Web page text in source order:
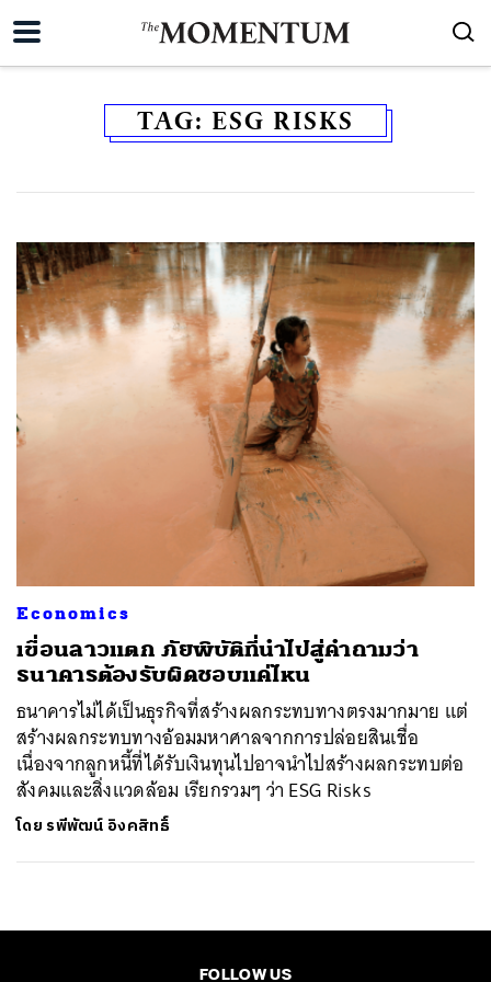
TAG: ESG RISKS
Economics
เขื่อนลาวแตก ภัยพิบัติที่นำไปสู่คำถามว่า
ธนาคารต้องรับผิดชอบแค่ไหน
ธนาคารไม่ได้เป็นธุรกิจที่สร้างผลกระทบทางตรงมากมาย แต่
สร้างผลกระทบทางอ้อมมหาศาลจากการปล่อยสินเชื่อ
เนื่องจากลูกหนี้ที่ได้รับเงินทุนไปอาจนำไปสร้างผลกระทบต่อ
สังคมและสิ่งแวดล้อม เรียกรวมๆ ว่า ESG Risks
โดย รพีพัฒน์ อิงคสิทธิ์
FOLLOW US
EMAIL